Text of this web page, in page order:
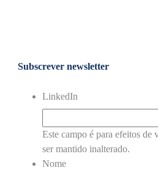
Subscrever newsletter
LinkedIn
Este campo é para efeitos de
ser mantido inalterado.
Nome